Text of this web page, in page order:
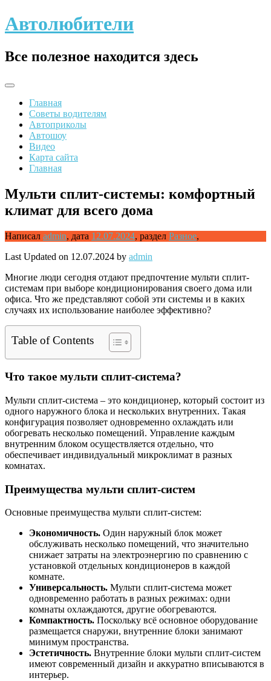
Skip
to
Автолюбители
Все полезное находится здесь
Главная
Советы водителям
Автоприколы
Автошоу
Видео
Карта сайта
Главная
Мульти сплит-системы: комфортный
климат для всего дома
Написал admin, дата 12.07.2024, раздел Разное,
Last Updated on 12.07.2024 by admin
Многие люди сегодня отдают предпочтение мульти сплит-
системам при выборе кондиционирования своего дома или
офиса. Что же представляют собой эти системы и в каких
случаях их использование наиболее эффективно?
Table of Contents
Что такое мульти сплит-система?
Мульти сплит-система – это кондиционер, который состоит из
одного наружного блока и нескольких внутренних. Такая
конфигурация позволяет одновременно охлаждать или
обогревать несколько помещений. Управление каждым
внутренним блоком осуществляется отдельно, что
обеспечивает индивидуальный микроклимат в разных
комнатах.
Преимущества мульти сплит-систем
Основные преимущества мульти сплит-систем:
Экономичность. Один наружный блок может
обслуживать несколько помещений, что значительно
снижает затраты на электроэнергию по сравнению с
установкой отдельных кондиционеров в каждой
комнате.
Универсальность. Мульти сплит-система может
одновременно работать в разных режимах: одни
комнаты охлаждаются, другие обогреваются.
Компактность. Поскольку всё основное оборудование
размещается снаружи, внутренние блоки занимают
минимум пространства.
Эстетичность. Внутренние блоки мульти сплит-систем
имеют современный дизайн и аккуратно вписываются в
интерьер.